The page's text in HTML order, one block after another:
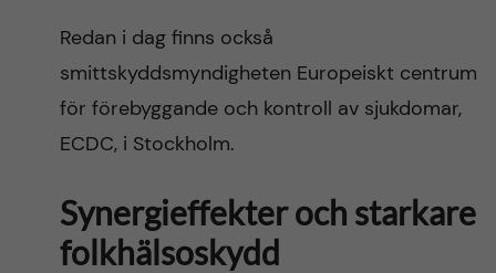
Redan i dag finns också
smittskyddsmyndigheten Europeiskt centrum
för förebyggande och kontroll av sjukdomar,
ECDC, i Stockholm.
Synergieffekter och starkare
folkhälsoskydd